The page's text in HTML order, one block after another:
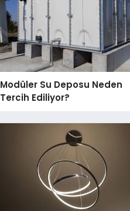
Modüler Su Deposu Neden
Tercih Ediliyor?